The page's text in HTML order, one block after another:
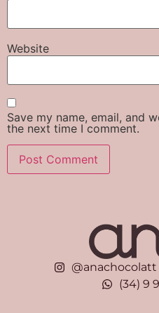
Website
Save my name, email, and
the next time I comment.
@anachocolatt
(34) 9